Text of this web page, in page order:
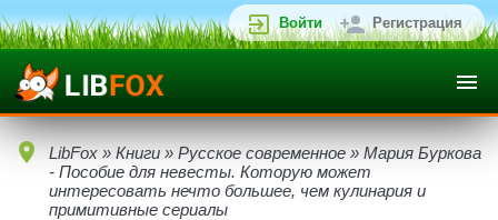
Войти Регистрация
LibFox » Книги » Русское современное » Мария Буркова
- Пособие для невесты. Которую может
интересовать нечто большее, чем кулинария и
примитивные сериалы